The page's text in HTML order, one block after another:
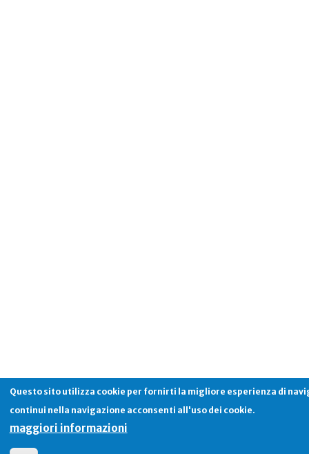
Questo sito utilizza cookie per fornirti la migliore esperienza di
continui nella navigazione acconsenti all'uso dei cookie.
maggiori informazioni